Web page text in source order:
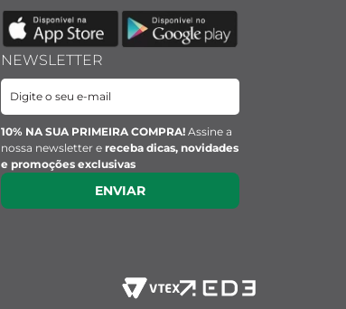
NEWSLETTER
10% NA SUA PRIMEIRA COMPRA! Assine a
nossa newsletter e receba dicas, novidades
e promoções exclusivas
ENVIAR